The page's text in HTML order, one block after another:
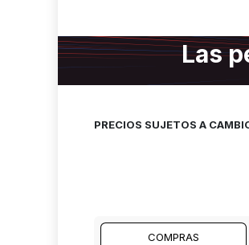
Las
PRECIOS SUJETOS A
COMPRAS